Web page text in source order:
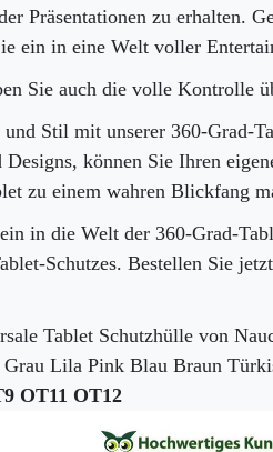
Präsentationen zu erhalten.
ein in eine Welt voller
Sie auch die volle Kontrolle
Stil mit unserer 360-Grad-
können Sie Ihren
zu einem wahren Blickfang
in die Welt der 360-Grad-
Schutzes. Bestellen Sie
Tablet Schutzhülle von
Grau Lila Pink Blau Braun
OT11 OT12